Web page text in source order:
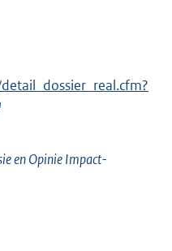
en Opinie Impact-